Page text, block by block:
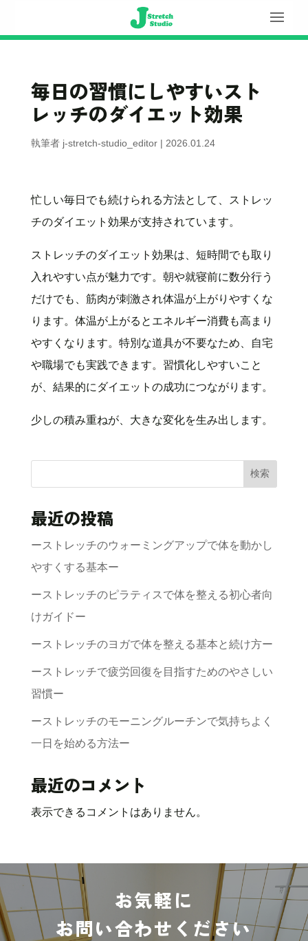
毎日の習慣にしやすいスト
レッチのダイエット効果
執筆者 j-stretch-studio_editor| 2026.01.24
忙しい毎日でも続けられる方法として、ストレッ
チのダイエット効果が支持されています。
ストレッチのダイエット効果は、短時間でも取り
入れやすい点が魅力です。朝や就寝前に数分行う
だけでも、筋肉が刺激され体温が上がりやすくな
ります。体温が上がるとエネルギー消費も高まり
やすくなります。特別な道具が不要なため、自宅
や職場でも実践できます。習慣化しやすいこと
が、結果的にダイエットの成功につながります。
少しの積み重ねが、大きな変化を生み出します。
検索
最近の投稿
ーストレッチのウォーミングアップで体を動かし
やすくする基本ー
ーストレッチのピラティスで体を整える初心者向
けガイドー
ーストレッチのヨガで体を整える基本と続け方ー
ーストレッチで疲労回復を目指すためのやさしい
習慣ー
ーストレッチのモーニングルーチンで気持ちよく
一日を始める方法ー
最近のコメント
表示できるコメントはありません。
お気軽に
お問い合わせください